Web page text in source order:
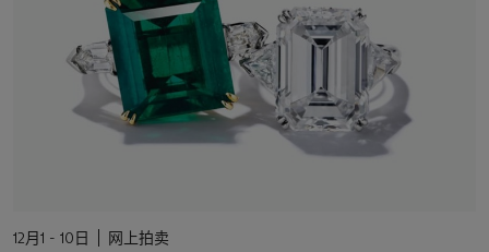
12月1 - 10日
网上拍卖